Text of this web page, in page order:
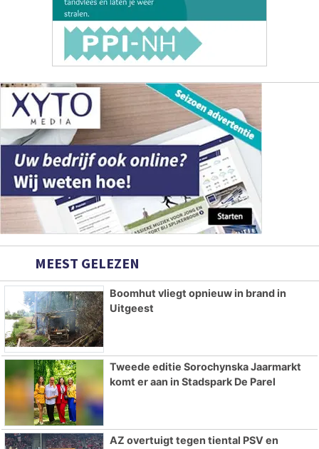
MEEST GELEZEN
Boomhut vliegt opnieuw in brand in
Uitgeest
Tweede editie Sorochynska Jaarmarkt
komt er aan in Stadspark De Parel
AZ overtuigt tegen tiental PSV en